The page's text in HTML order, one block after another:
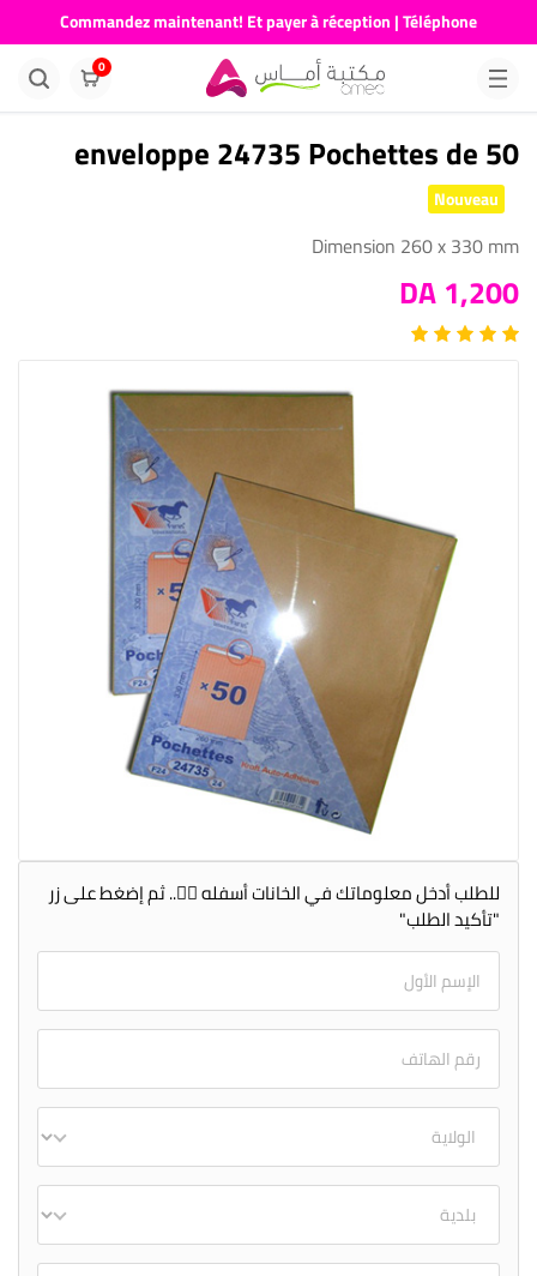
Commandez maintenant! Et payer à réception | Téléphone
676681730
0
enveloppe 24735 Pochettes de 50
Nouveau
Dimension 260 x 330 mm
1,200 DA
للطلب أدخل معلوماتك في الخانات أسفله 👇🏻.. ثم إضغط على زر
"تأكيد الطلب"